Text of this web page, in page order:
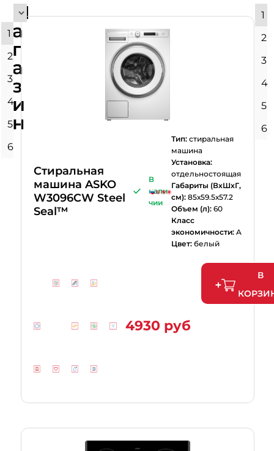
М
а
г
а
з
и
н
1
2
3
4
5
6
Стиральная
машина ASKO
W3096CW Steel
Seal™
В
нали
чии
Тип: стиральная
машина
Установка:
отдельностоящая
Габариты (ВхШхГ,
см): 85х59.5х57.2
Объем (л): 60
Класс
экономичности: A
Цвет: белый
4930 руб
В
1
2
3
4
5
6